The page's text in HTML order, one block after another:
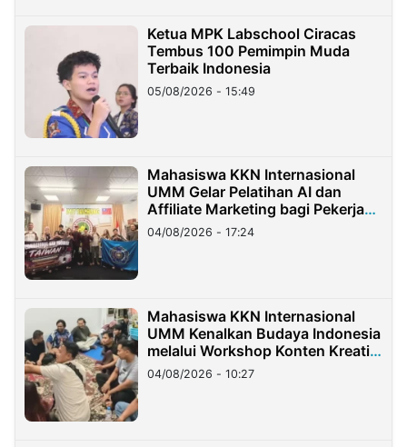
Ketua MPK Labschool Ciracas
Tembus 100 Pemimpin Muda
Terbaik Indonesia
05/08/2026 - 15:49
Mahasiswa KKN Internasional
UMM Gelar Pelatihan AI dan
Affiliate Marketing bagi Pekerja
Migran Indonesia di Taiwan
04/08/2026 - 17:24
Mahasiswa KKN Internasional
UMM Kenalkan Budaya Indonesia
melalui Workshop Konten Kreatif
di Taiwan
04/08/2026 - 10:27